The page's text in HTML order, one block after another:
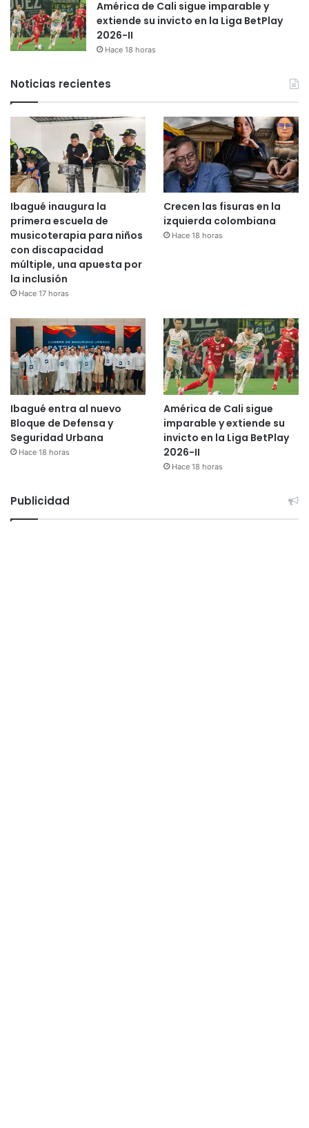
América de Cali sigue imparable y
extiende su invicto en la Liga BetPlay
2026-II
Hace 18 horas
Noticias recientes
Ibagué inaugura la
primera escuela de
musicoterapia para niños
con discapacidad
múltiple, una apuesta por
la inclusión
Hace 17 horas
Crecen las fisuras en la
izquierda colombiana
Hace 18 horas
Ibagué entra al nuevo
Bloque de Defensa y
Seguridad Urbana
Hace 18 horas
América de Cali sigue
imparable y extiende su
invicto en la Liga BetPlay
2026-II
Hace 18 horas
Publicidad